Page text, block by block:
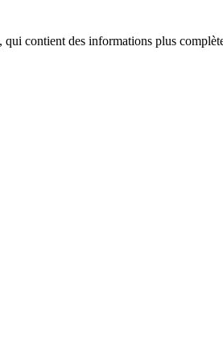
qui contient des informations plus